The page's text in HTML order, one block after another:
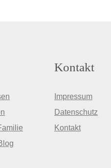
Kontakt
Impressum
Datenschutz
Kontakt